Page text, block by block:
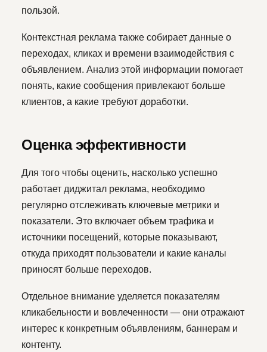
пользой.
Контекстная реклама также собирает данные о
переходах, кликах и времени взаимодействия с
объявлением. Анализ этой информации помогает
понять, какие сообщения привлекают больше
клиентов, а какие требуют доработки.
Оценка эффективности
Для того чтобы оценить, насколько успешно
работает диджитал реклама, необходимо
регулярно отслеживать ключевые метрики и
показатели. Это включает объем трафика и
источники посещений, которые показывают,
откуда приходят пользователи и какие каналы
приносят больше переходов.
Отдельное внимание уделяется показателям
кликабельности и вовлеченности — они отражают
интерес к конкретным объявлениям, баннерам и
контенту.